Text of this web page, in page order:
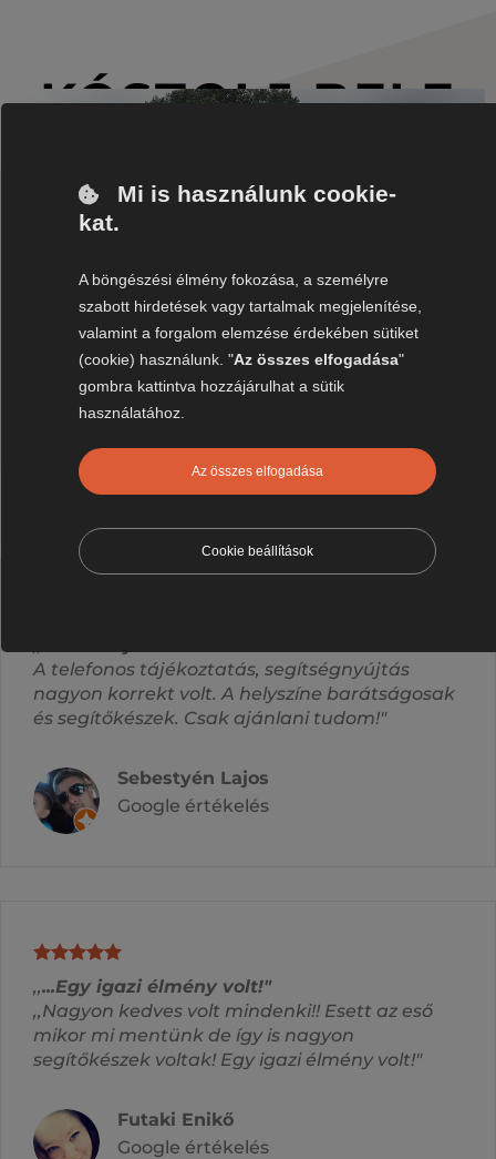
KÓSTOLJ BELE
4.9 csillagos átlagos
értékelés Google-ön
A telefonos tájékoztatás, segítségnyújtás
nagyon korrekt volt. A helyszíne barátságosak
és segítőkészek. Csak ajánlani tudom!"
Sebestyén Lajos
Google értékelés
,,...Egy igazi élmény volt!"
,,Nagyon kedves volt mindenki!! Esett az eső
mikor mi mentünk de így is nagyon
segítőkészek voltak! Egy igazi élmény volt!"
Futaki Enikő
Google értékelés
Mi is használunk cookie-
kat.
A böngészési élmény fokozása, a személyre
szabott hirdetések vagy tartalmak megjelenítése,
valamint a forgalom elemzése érdekében sütiket
(cookie) használunk. "Az összes elfogadása"
gombra kattintva hozzájárulhat a sütik
használatához.
Az összes elfogadása
Cookie beállítások